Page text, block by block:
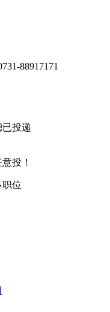
88917171
已投递
投！
位